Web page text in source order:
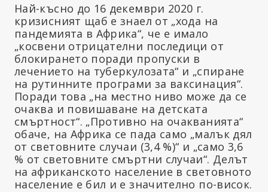
Най-късно до 16 декември 2020 г.
кризисният щаб е знаел от „хода на
пандемията в Африка“, че е имало
„косвени отрицателни последици от
блокирането поради пропуски в
лечението на туберкулозата“ и „спиране
на рутинните програми за ваксинация“.
Поради това „на местно ниво може да се
очаква и повишаване на детската
смъртност“. „Противно на очакванията“
обаче, на Африка се пада само „малък дял
от световните случаи (3,4 %)“ и „само 3,6
% от световните смъртни случаи“. Делът
на африканското население в световното
население е бил и е значително по-висок.